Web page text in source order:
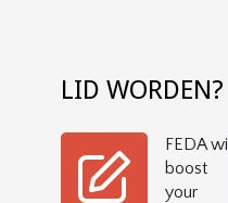
LID WORDEN?
FEDA will
boost
your